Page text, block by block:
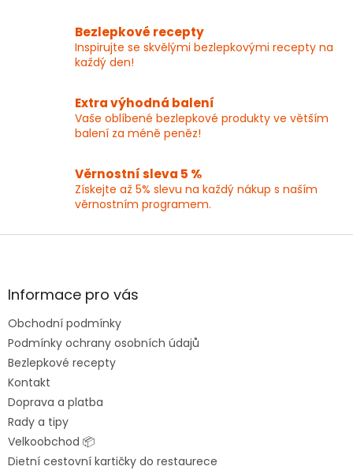
í
p
r
y
v
ý
s
u
Bezlepkové recepty
Inspirujte se skvělými bezlepkovými recepty na
každý den!
Extra výhodná balení
Vaše oblíbené bezlepkové produkty ve větším
balení za méně peněz!
Věrnostní sleva 5 %
Získejte až 5% slevu na každý nákup s naším
věrnostním programem.
Z
aInformace pro vás
Obchodní podmínky
Podmínky ochrany osobních údajů
Bezlepkové recepty
Kontakt
Doprava a platba
Rady a tipy
Velkoobchod 📦
Dietní cestovní kartičky do restaurece